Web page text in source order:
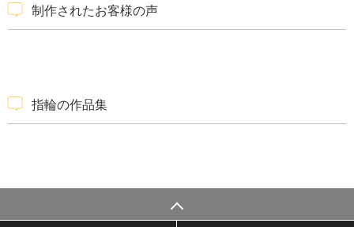
制作されたお客様の声
指輪の作品集